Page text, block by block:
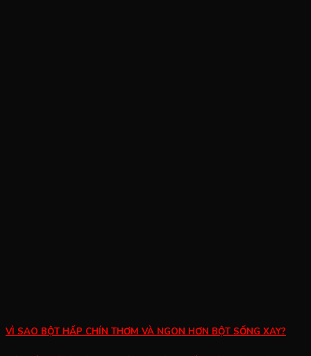
VÌ SAO BỘT HẤP CHÍN THƠM VÀ NGON HƠN BỘT SỐNG XAY?